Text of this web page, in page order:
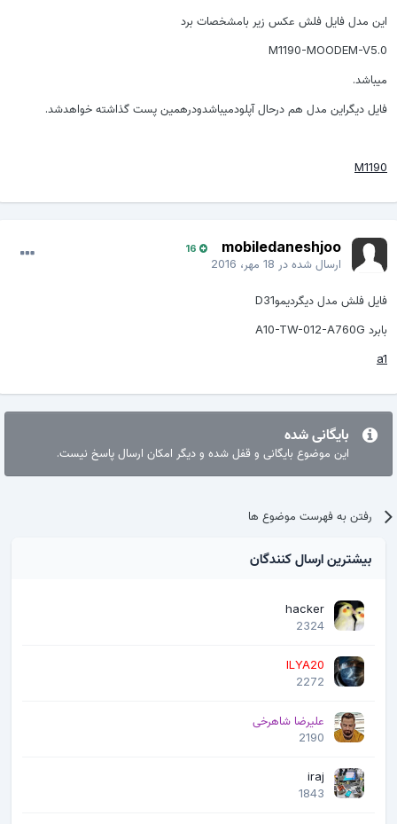
این مدل فایل فلش عکس زیر بامشخصات برد
M1190-MOODEM-V5.0
میباشد.
فایل دیگراین مدل هم درحال آپلودمیباشدودرهمین پست گذاشته خواهدشد.
M1190
mobiledaneshjoo
16
ارسال شده در18 مهر، 2016
فایل فلش مدل دیگردیموD31
بابرد A10-TW-012-A760G
a1
بایگانی شده
این موضوع بایگانی و قفل شده و دیگر امکان ارسال پاسخ نیست.
رفتن به فهرست موضوع ها
بیشترین ارسال کنندگان
hacker
2324
ILYA20
2272
علیرضا شاهرخی
2190
iraj
1843